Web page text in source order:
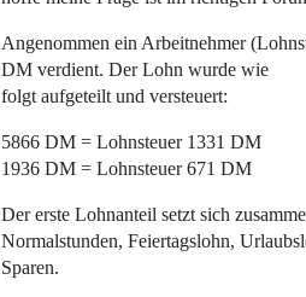
Angenommen ein Arbeitnehmer
DM verdient. Der Lohn wurde wie
folgt aufgeteilt und versteuert:
5866 DM = Lohnsteuer 1331 DM
1936 DM = Lohnsteuer 671 DM
Der erste Lohnanteil setzt sich
Normalstunden, Feiertagslohn,
Sparen.